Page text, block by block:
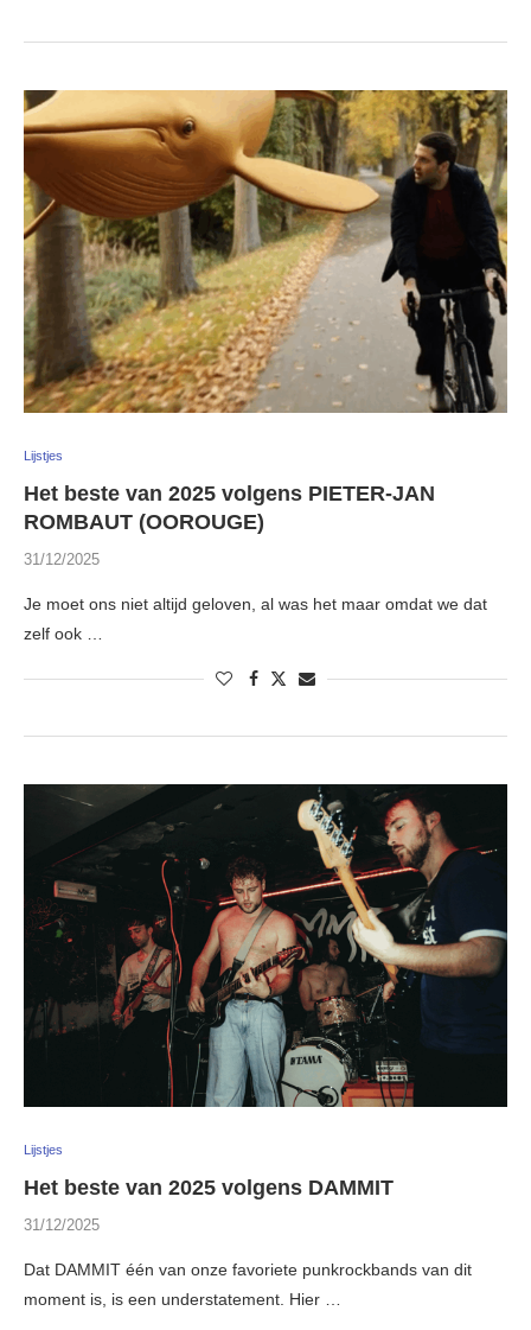
Lijstjes
Het beste van 2025 volgens PIETER-JAN
ROMBAUT (OOROUGE)
31/12/2025
Je moet ons niet altijd geloven, al was het maar omdat we dat
zelf ook …
Lijstjes
Het beste van 2025 volgens DAMMIT
31/12/2025
Dat DAMMIT één van onze favoriete punkrockbands van dit
moment is, is een understatement. Hier …